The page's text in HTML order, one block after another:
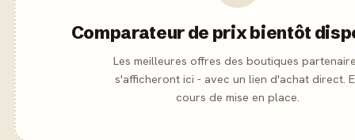
Comparateur de prix bientôt
Les meilleures offres des boutiques
s'afficheront ici - avec un lien d'achat direct.
cours de mise en place.